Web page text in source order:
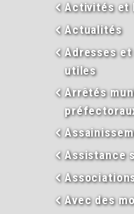
Activités et
Actualités
Adresses
utiles
Arrêtés
Assistance
Avec des